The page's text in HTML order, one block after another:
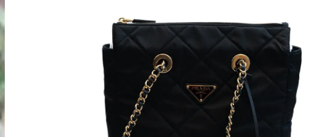
出張買取の
お申込み
LINE査定